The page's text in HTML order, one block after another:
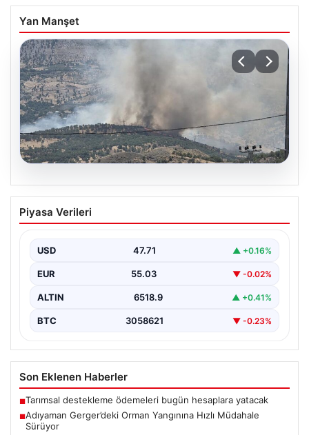
Yan Manşet
06.08.2026
Adıyaman Gerger’deki Orman Yangınına
Hızlı Müdahale Sürüyor
yangına müdahale çalışmaları büyük bir titizlikle devam
ediyor.…
Piyasa Verileri
USD 47.71 ▲ +0.16%
EUR 55.03 ▼ -0.02%
ALTIN 6518.9 ▲ +0.41%
BTC 3058621 ▼ -0.23%
Son Eklenen Haberler
■Tarımsal destekleme ödemeleri bugün hesaplara yatacak
■Adıyaman Gerger’deki Orman Yangınına Hızlı Müdahale
Sürüyor